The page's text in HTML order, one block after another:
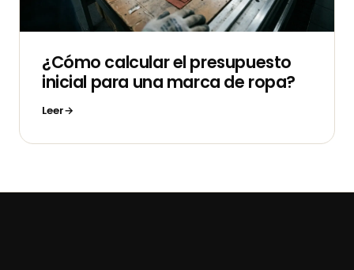
¿Cómo calcular el presupuesto
inicial para una marca de ropa?
Leer